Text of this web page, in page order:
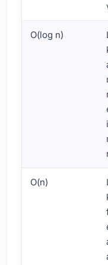
O(log n)
O(n)